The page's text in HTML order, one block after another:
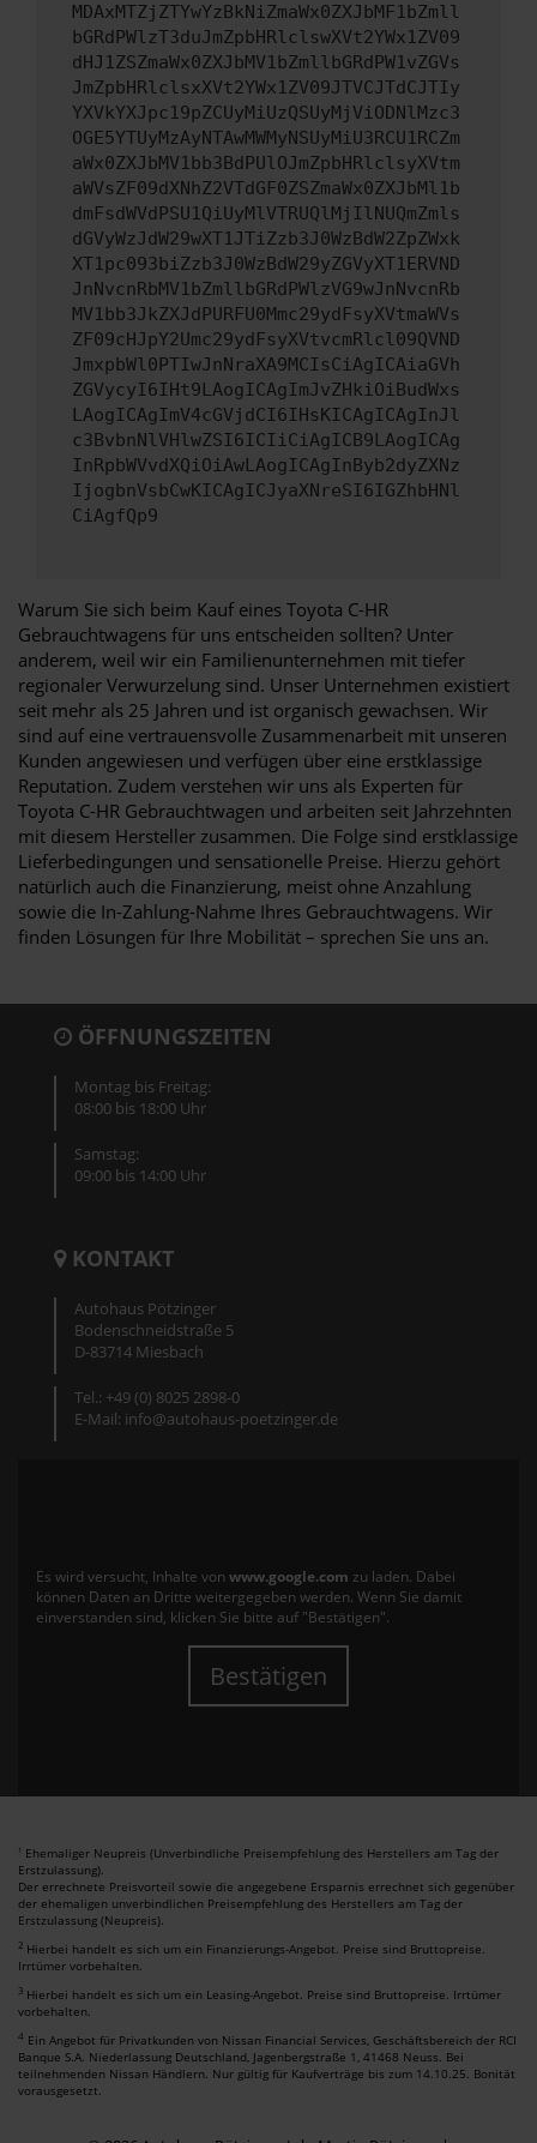
MDAxMTZjZTYwYzBkNiZmaWx0ZXJbMF1bZmll
bGRdPWlzT3duJmZpbHRlclswXVt2YWx1ZV09
dHJ1ZSZmaWx0ZXJbMV1bZmllbGRdPW1vZGVs
JmZpbHRlclsxXVt2YWx1ZV09JTVCJTdCJTIy
YXVkYXJpc19pZCUyMiUzQSUyMjViODNlMzc3
OGE5YTUyMzAyNTAwMWMyNSUyMiU3RCU1RCZm
aWx0ZXJbMV1bb3BdPUlOJmZpbHRlclsyXVtm
aWVsZF09dXNhZ2VTdGF0ZSZmaWx0ZXJbMl1b
dmFsdWVdPSU1QiUyMlVTRUQlMjIlNUQmZmls
dGVyWzJdW29wXT1JTiZzb3J0WzBdW2ZpZWxk
XT1pc093biZzb3J0WzBdW29yZGVyXT1ERVND
JnNvcnRbMV1bZmllbGRdPWlzVG9wJnNvcnRb
MV1bb3JkZXJdPURFU0Mmc29ydFsyXVtmaWVs
ZF09cHJpY2Umc29ydFsyXVtvcmRlcl09QVND
JmxpbWl0PTIwJnNraXA9MCIsCiAgICAiaGVh
ZGVycyI6IHt9LAogICAgImJvZHkiOiBudWxs
LAogICAgImV4cGVjdCI6IHsKICAgICAgInJl
c3BvbnNlVHlwZSI6ICIiCiAgICB9LAogICAg
InRpbWVvdXQiOiAwLAogICAgInByb2dyZXNz
IjogbnVsbCwKICAgICJyaXNreSI6IGZhbHNl
CiAgfQp9
Warum Sie sich beim Kauf eines Toyota C-HR
Gebrauchtwagens für uns entscheiden sollten? Unter
anderem, weil wir ein Familienunternehmen mit tiefer
regionaler Verwurzelung sind. Unser Unternehmen existiert
seit mehr als 25 Jahren und ist organisch gewachsen. Wir
sind auf eine vertrauensvolle Zusammenarbeit mit unseren
Kunden angewiesen und verfügen über eine erstklassige
Reputation. Zudem verstehen wir uns als Experten für
Toyota C-HR Gebrauchtwagen und arbeiten seit Jahrzehnten
mit diesem Hersteller zusammen. Die Folge sind erstklassige
Lieferbedingungen und sensationelle Preise. Hierzu gehört
natürlich auch die Finanzierung, meist ohne Anzahlung
sowie die In-Zahlung-Nahme Ihres Gebrauchtwagens. Wir
finden Lösungen für Ihre Mobilität – sprechen Sie uns an.
ÖFFNUNGSZEITEN
Montag bis Freitag:
08:00 bis 18:00 Uhr
Samstag:
09:00 bis 14:00 Uhr
KONTAKT
Autohaus Pötzinger
Bodenschneidstraße 5
D-83714 Miesbach
Tel.: +49 (0) 8025 2898-0
E-Mail: info@autohaus-poetzinger.de
Es wird versucht, Inhalte von www.google.com zu laden. Dabei
können Daten an Dritte weitergegeben werden. Wenn Sie damit
einverstanden sind, klicken Sie bitte auf "Bestätigen".
Bestätigen
1 Ehemaliger Neupreis (Unverbindliche Preisempfehlung des Herstellers am Tag der
Erstzulassung).
Der errechnete Preisvorteil sowie die angegebene Ersparnis errechnet sich gegenüber
der ehemaligen unverbindlichen Preisempfehlung des Herstellers am Tag der
Erstzulassung (Neupreis).
2 Hierbei handelt es sich um ein Finanzierungs-Angebot. Preise sind Bruttopreise.
Irrtümer vorbehalten.
3 Hierbei handelt es sich um ein Leasing-Angebot. Preise sind Bruttopreise. Irrtümer
vorbehalten.
4 Ein Angebot für Privatkunden von Nissan Financial Services, Geschäftsbereich der RCI
Banque S.A. Niederlassung Deutschland, Jagenbergstraße 1, 41468 Neuss. Bei
teilnehmenden Nissan Händlern. Nur gültig für Kaufverträge bis zum 14.10.25. Bonität
vorausgesetzt.